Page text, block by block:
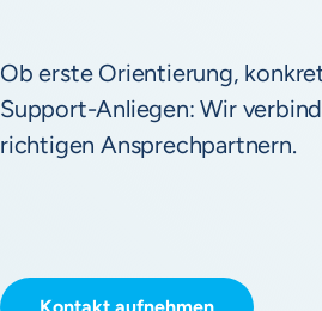
Ob erste Orientierung,
Support-Anliegen: Wir
richtigen Ansprechpartnern.